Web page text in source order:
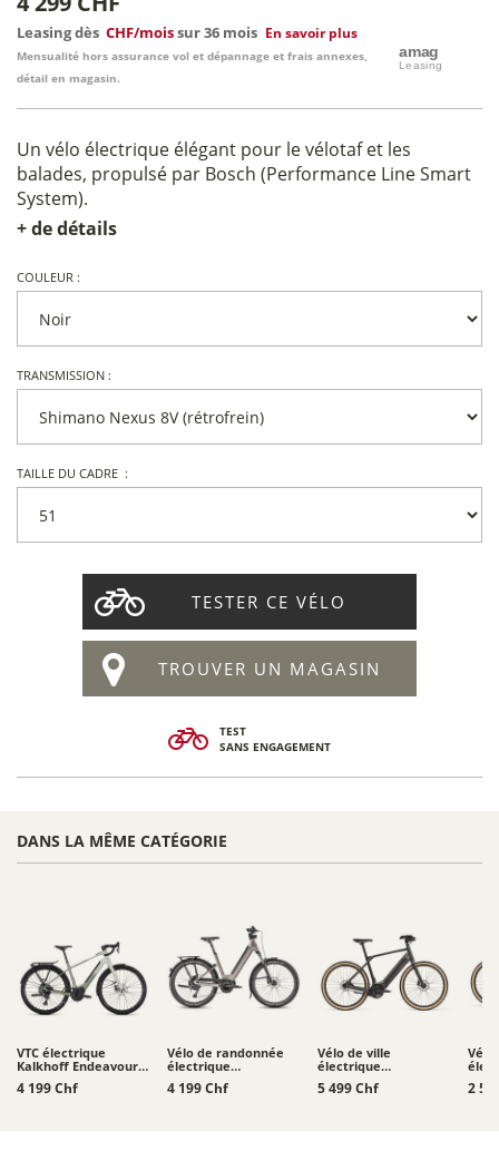
Leasing dès CHF/moissur 36 mois En savoir plus
Mensualité hors assurance vol et dépannage et frais annexes,
détail en magasin.
Un vélo électrique élégant pour le vélotaf et les
balades, propulsé par Bosch (Performance Line Smart
System).
+ de détails
COULEUR :
TRANSMISSION :
TAILLE DU CADRE :
TESTER CE VÉLO
TROUVER UN MAGASIN
TEST
SANS ENGAGEMENT
DANS LA MÊME CATÉGORIE
VTC électrique
Kalkhoff Endeavour L
Touring
4 199 Chf
Vélo de randonnée
électrique
Moustache Xroad 4 -
800 Wh
4 199 Chf
Vélo de ville
électrique
Schindelhauer
Heinrich XIV
5 499 Chf
Vélo
2